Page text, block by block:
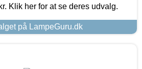
Klik her for at se deres udvalg.
på LampeGuru.dk